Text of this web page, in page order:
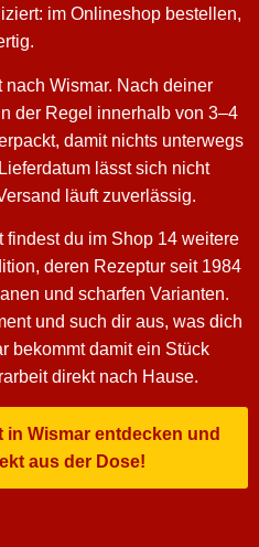
im Onlineshop bestellen,
nach Wismar. Nach deiner
der Regel innerhalb von 3–4
damit nichts unterwegs
lässt sich nicht
läuft zuverlässig.
findest du im Shop 14 weitere
deren Rezeptur seit 1984
und scharfen Varianten.
und such dir aus, was dich
bekommt damit ein Stück
direkt nach Hause.
in Wismar entdecken und
aus der Dose!